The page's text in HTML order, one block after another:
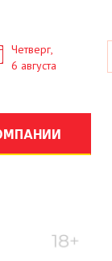
Четверг,
6 августа